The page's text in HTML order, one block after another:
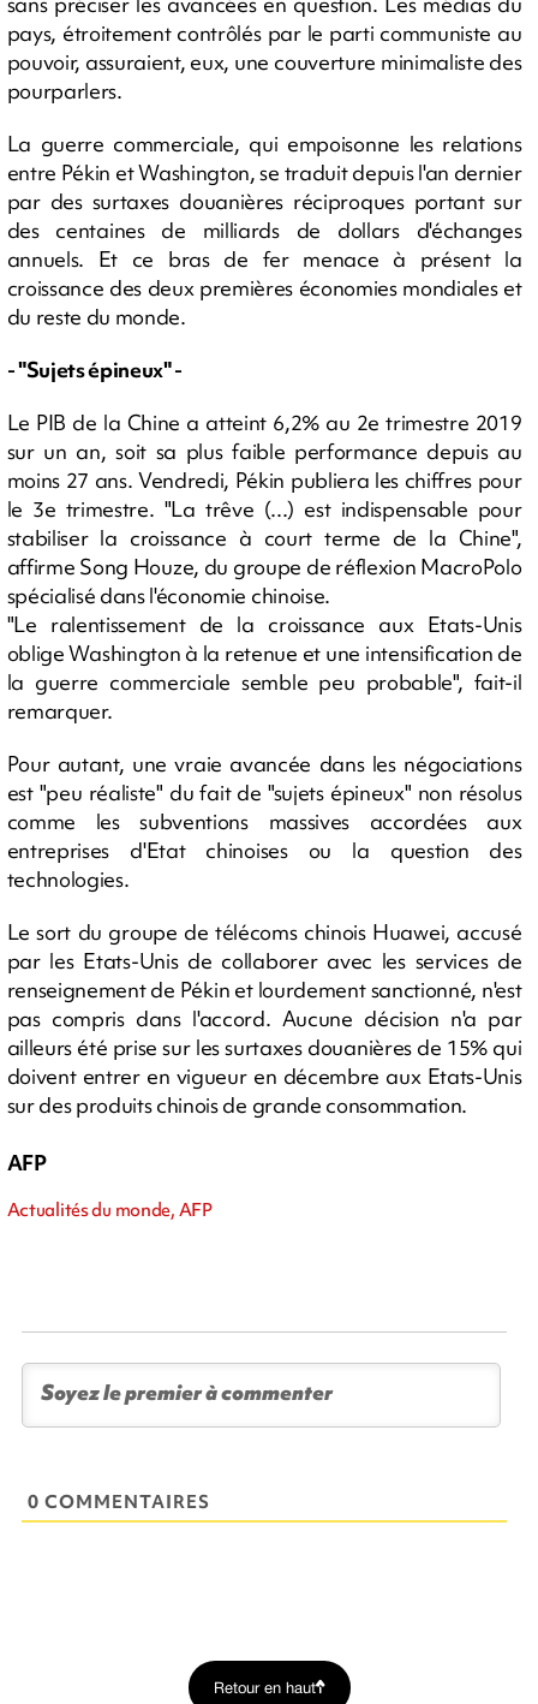
pays, étroitement contrôlés par le parti communiste au
pouvoir, assuraient, eux, une couverture minimaliste des
pourparlers.
La guerre commerciale, qui empoisonne les relations
entre Pékin et Washington, se traduit depuis l'an dernier
par des surtaxes douanières réciproques portant sur
des centaines de milliards de dollars d'échanges
annuels. Et ce bras de fer menace à présent la
croissance des deux premières économies mondiales et
du reste du monde.
- "Sujets épineux" -
Le PIB de la Chine a atteint 6,2% au 2e trimestre 2019
sur un an, soit sa plus faible performance depuis au
moins 27 ans. Vendredi, Pékin publiera les chiffres pour
le 3e trimestre. "La trêve (...) est indispensable pour
stabiliser la croissance à court terme de la Chine",
affirme Song Houze, du groupe de réflexion MacroPolo
spécialisé dans l'économie chinoise.
"Le ralentissement de la croissance aux Etats-Unis
oblige Washington à la retenue et une intensification de
la guerre commerciale semble peu probable", fait-il
remarquer.
Pour autant, une vraie avancée dans les négociations
est "peu réaliste" du fait de "sujets épineux" non résolus
comme les subventions massives accordées aux
entreprises d'Etat chinoises ou la question des
technologies.
Le sort du groupe de télécoms chinois Huawei, accusé
par les Etats-Unis de collaborer avec les services de
renseignement de Pékin et lourdement sanctionné, n'est
pas compris dans l'accord. Aucune décision n'a par
ailleurs été prise sur les surtaxes douanières de 15% qui
doivent entrer en vigueur en décembre aux Etats-Unis
sur des produits chinois de grande consommation.
AFP
Actualités du monde, AFP
0 COMMENTAIRES
Retour en haut